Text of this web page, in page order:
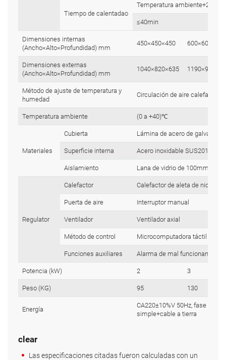
Tiempo de calentadao
Temperatura
≤40min
Dimensiones internas
(Ancho×Alto×Profundidad) mm
450×450×450 600×600×600
Dimensiones externas
(Ancho×Alto×Profundidad) mm
1040×820×635
Método de ajuste de temperatura y
humedad
Circulación de aire
Temperatura ambiente (0 a +40)℃
Materiales
Cubierta Lámina de acero de
Superficie interna Acero inoxidable SUS201/2B
Aislamiento Lana de vidrio de 100mm de
Regulator
Calefactor Calefactor de aleta de nicromo
Puerta de aire Interruptor manual
Ventilador Ventilador axial
Método de control Microcomputadora táctil con
Funciones auxiliares Alarma de mal
Potencia (kW) 2 3
Peso (KG) 95 130
Energía
CA220±10%V 50Hz, fase
simple+cable a tierra
clear
Las especificaciones citadas fueron calculadas con un